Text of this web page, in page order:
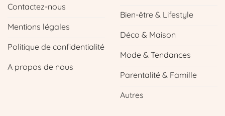
Contactez-nous
Mentions légales
Politique de confidentialité
A propos de nous
Bien-être & Lifestyle
Déco & Maison
Mode & Tendances
Parentalité & Famille
Autres